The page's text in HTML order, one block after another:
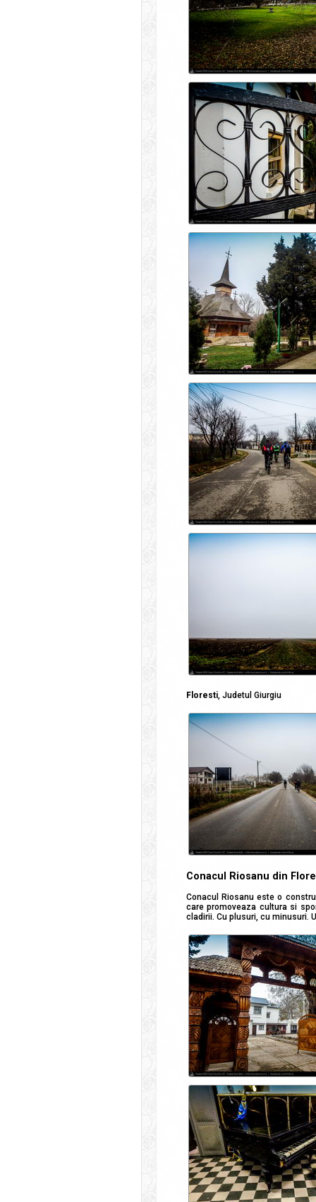
Floresti, Judetul Giurgiu
Conacul Riosanu din
Conacul Riosanu este o
care promoveaza cultura si
cladirii. Cu plusuri, cu minusuri.